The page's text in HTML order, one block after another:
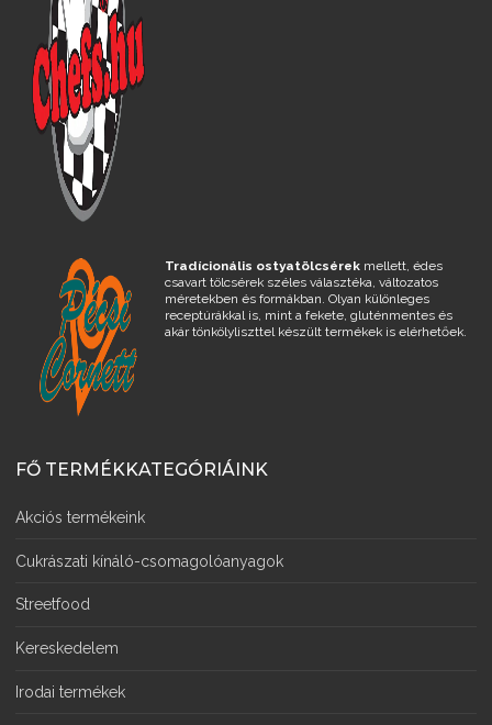
Tradícionális ostyatölcsérekmellett, édes
csavart tölcsérek széles választéka, változatos
méretekben és formákban. Olyan különleges
receptúrákkal is, mint a fekete, gluténmentes és
akár tönkölyliszttel készült termékek is elérhetőek.
FŐ TERMÉKKATEGÓRIÁINK
Akciós termékeink
Cukrászati kínáló-csomagolóanyagok
Streetfood
Kereskedelem
Irodai termékek